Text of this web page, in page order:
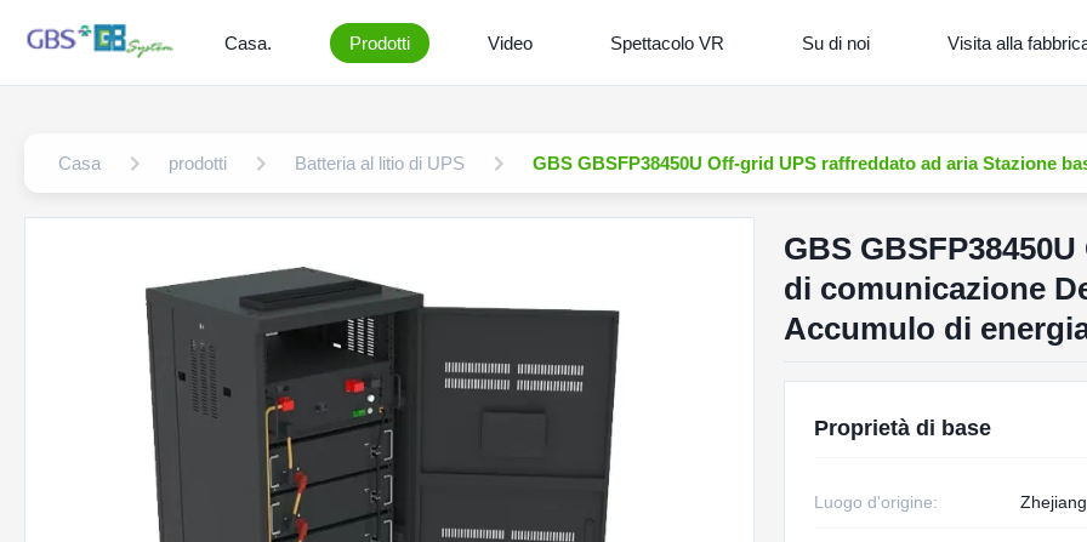
Casa. Prodotti Video Spettacolo VR Su di noi Visita alla
Casa prodotti Batteria al litio di UPS GBS GBSFP38450U Off-grid UPS raffreddato ad aria Stazione
GBS
di comunicazione
Accumulo di
Proprietà di base
Luogo d'origine: